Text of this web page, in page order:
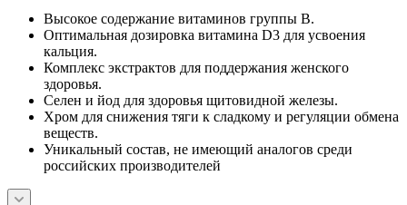
Высокое содержание витаминов группы B.
Оптимальная дозировка витамина D3 для усвоения
кальция.
Комплекс экстрактов для поддержания женского
здоровья.
Селен и йод для здоровья щитовидной железы.
Хром для снижения тяги к сладкому и регуляции обмена
веществ.
Уникальный состав, не имеющий аналогов среди
российских производителей